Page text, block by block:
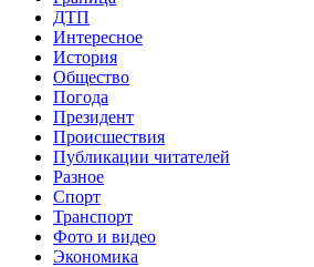
ДТП
Интересное
История
Общество
Погода
Президент
Происшествия
Публикации читателей
Разное
Спорт
Транспорт
Фото и видео
Экономика